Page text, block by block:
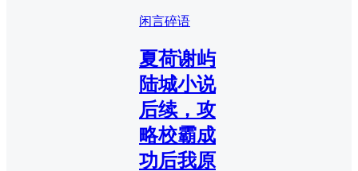
闲言碎语
夏荷谢屿
陆城小说
后续，攻
略校霸成
功后我原